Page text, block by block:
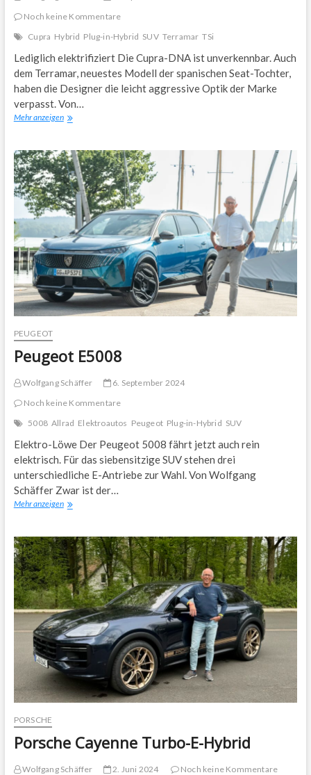
Noch keine Kommentare
Cupra Hybrid Plug-in-Hybrid SUV Terramar TSi
Lediglich elektrifiziert Die Cupra-DNA ist unverkennbar. Auch
dem Terramar, neuestes Modell der spanischen Seat-Tochter,
haben die Designer die leicht aggressive Optik der Marke
verpasst. Von…
Mehr anzeigenCupra
PEUGEOT
Peugeot E5008
Wolfgang Schäffer
6. September 2024
Noch keine Kommentare
5008 Allrad Elektroautos Peugeot Plug-in-Hybrid SUV
Elektro-Löwe Der Peugeot 5008 fährt jetzt auch rein
elektrisch. Für das siebensitzige SUV stehen drei
unterschiedliche E-Antriebe zur Wahl. Von Wolfgang
Schäffer Zwar ist der…
Mehr anzeigenPeugeot
PORSCHE
Porsche Cayenne Turbo-E-Hybrid
Wolfgang Schäffer 2. Juni 2024
Noch keine Kommentare